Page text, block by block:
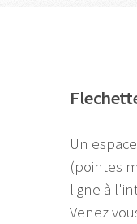
Un
(pointes
ligne à
Venez